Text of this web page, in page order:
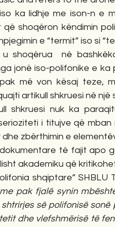
ka lidhje me ison-n e
shoqëron këndimin
e “termit” iso si
shoqërua  në
jonë iso-polifonike e ka
më von kësaj teze,
artikull shkruesi në një
shkruesi nuk ka
i titujve që mban
zbërthimin e
të fajit apo
akademiku që
shqiptare” SHBLU
pak fjalë synin
së polifonisë sonë
dhe vlefshmërisë të